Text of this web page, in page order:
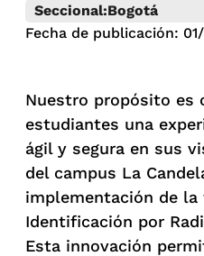
Seccional:Bogotá
Fecha de publicación:
Nuestro propósito es
estudiantes una
ágil y segura en sus
del campus La
implementación de la
Identificación por
Esta innovación